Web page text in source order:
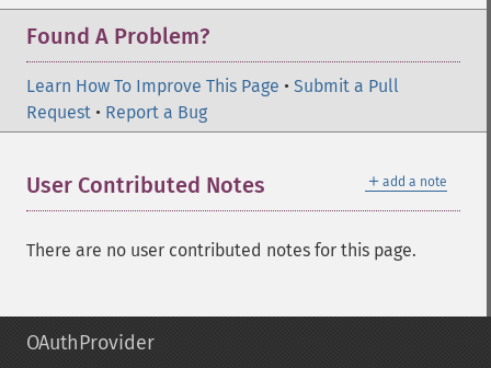
Found A Problem?
Learn How To Improve This Page • Submit a Pull
Request • Report a Bug
＋ add a note
User Contributed Notes
There are no user contributed notes for this page.
OAuthProvider